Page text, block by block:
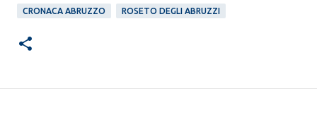
CRONACA ABRUZZO ROSETO DEGLI ABRUZZI